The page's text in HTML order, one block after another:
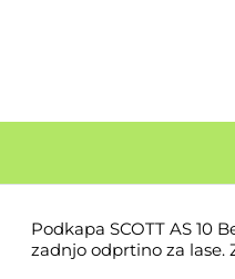
Podkapa SCOTT AS 10
zadnjo odprtino za lase.